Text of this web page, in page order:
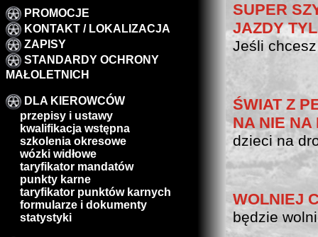
PROMOCJE
KONTAKT / LOKALIZACJA
ZAPISY
STANDARDY OCHRONY
MAŁOLETNICH
DLA KIEROWCÓW
przepisy i ustawy
kwalifikacja wstępna
szkolenia okresowe
wózki widłowe
taryfikator mandatów
punkty karne
taryfikator punktów karnych
formularze i dokumenty
statystyki
SUPER
JAZDY
Jeśli
ŚWIAT Z
NA NIE NA
dzieci na
WOLNIEJ
będzie